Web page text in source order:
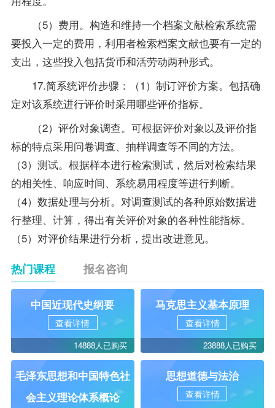
（5）费用。构造和维持一个档案文献检索系统需
要投入一定的费用，利用者检索档案文献也要有一定的
支出，这些投入包括货币和活劳动两种形式。
17.简系统评价步骤：（1）制订评价方案。包括确
定对该系统进行评价时采用哪些评价指标。
（2）评价对象调查。可根据评价对象以及评价指
标的特点采用问卷调查、抽样调查等不同的方法。
（3）测试。根据样本进行检索测试，然后对检索结果
的相关性、响应时间、系统易用程度等进行判断。
（4）数据处理与分析。对调查测试的各种原始数据进
行整理、计算，得出有关评价对象的各种性能指标。
（5）对评价结果进行分析，提出改进意见。
热门课程 报名咨询
中国近现代史纲要
查看详情
14888人已购买
马克思主义基本原理
查看详情
23888人已购买
毛泽东思想和中国特色社
会主义理论体系概论
思想道德与法治
查看详情